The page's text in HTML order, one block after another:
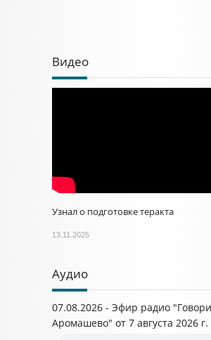
Видео
Узнал о подготовке теракта
13.11.2025
Аудио
07.08.2026 - Эфир радио
Аромашево" от 7 августа 2026 г.